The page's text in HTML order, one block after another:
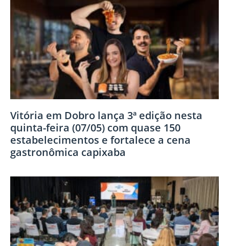
Vitória em Dobro lança 3ª edição nesta
quinta-feira (07/05) com quase 150
estabelecimentos e fortalece a cena
gastronômica capixaba